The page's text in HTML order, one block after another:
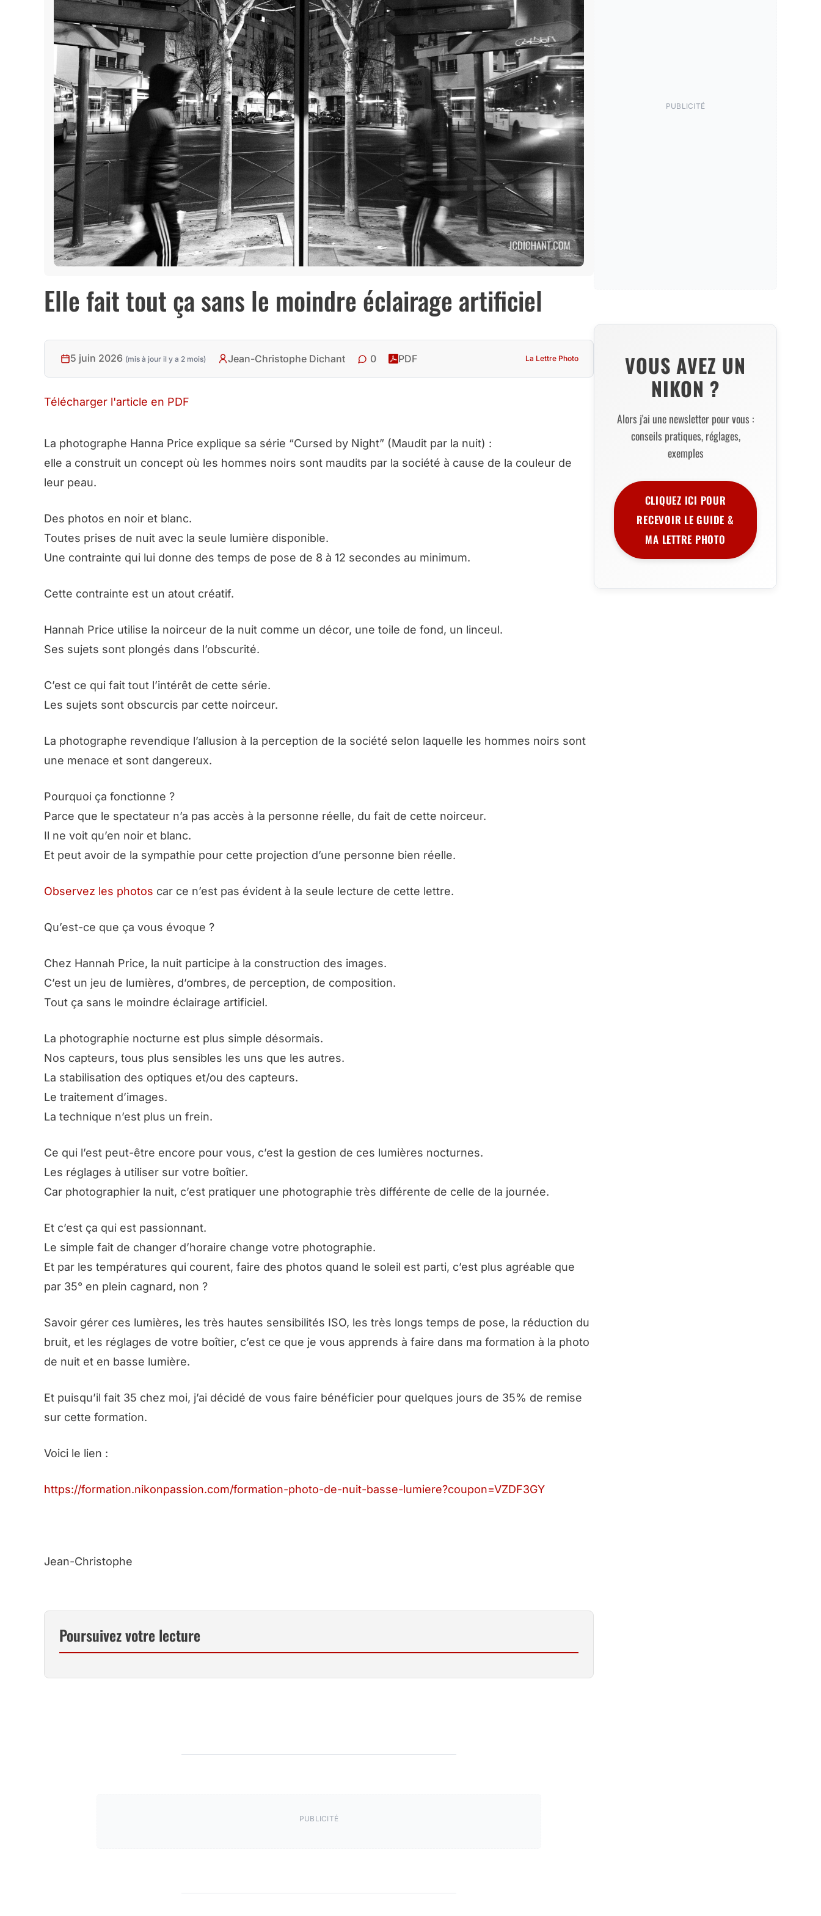
Elle fait tout ça sans le moindre éclairage artificiel
5 juin 2026 (mis à jour il y a 2 mois) Jean-Christophe Dichant 0 PDF La Lettre Photo
Télécharger l'article en PDF
La photographe Hanna Price explique sa série “Cursed by Night” (Maudit par la nuit) :
elle a construit un concept où les hommes noirs sont maudits par la société à cause de la couleur de
leur peau.
Des photos en noir et blanc.
Toutes prises de nuit avec la seule lumière disponible.
Une contrainte qui lui donne des temps de pose de 8 à 12 secondes au minimum.
Cette contrainte est un atout créatif.
Hannah Price utilise la noirceur de la nuit comme un décor, une toile de fond, un linceul.
Ses sujets sont plongés dans l’obscurité.
C’est ce qui fait tout l’intérêt de cette série.
Les sujets sont obscurcis par cette noirceur.
La photographe revendique l’allusion à la perception de la société selon laquelle les hommes noirs sont
une menace et sont dangereux.
Pourquoi ça fonctionne ?
Parce que le spectateur n’a pas accès à la personne réelle, du fait de cette noirceur.
Il ne voit qu’en noir et blanc.
Et peut avoir de la sympathie pour cette projection d’une personne bien réelle.
Observez les photos car ce n’est pas évident à la seule lecture de cette lettre.
Qu’est-ce que ça vous évoque ?
Chez Hannah Price, la nuit participe à la construction des images.
C’est un jeu de lumières, d’ombres, de perception, de composition.
Tout ça sans le moindre éclairage artificiel.
La photographie nocturne est plus simple désormais.
Nos capteurs, tous plus sensibles les uns que les autres.
La stabilisation des optiques et/ou des capteurs.
Le traitement d’images.
La technique n’est plus un frein.
Ce qui l’est peut-être encore pour vous, c’est la gestion de ces lumières nocturnes.
Les réglages à utiliser sur votre boîtier.
Car photographier la nuit, c’est pratiquer une photographie très différente de celle de la journée.
Et c’est ça qui est passionnant.
Le simple fait de changer d’horaire change votre photographie.
Et par les températures qui courent, faire des photos quand le soleil est parti, c’est plus agréable que
par 35° en plein cagnard, non ?
Savoir gérer ces lumières, les très hautes sensibilités ISO, les très longs temps de pose, la réduction du
bruit, et les réglages de votre boîtier, c’est ce que je vous apprends à faire dans ma formation à la photo
de nuit et en basse lumière.
Et puisqu’il fait 35 chez moi, j’ai décidé de vous faire bénéficier pour quelques jours de 35% de remise
sur cette formation.
Voici le lien :
https://formation.nikonpassion.com/formation-photo-de-nuit-basse-lumiere?coupon=VZDF3GY
Jean-Christophe
Poursuivez votre lecture
PUBLICITÉ
PUBLICITÉ
VOUS AVEZ UN
NIKON ?
Alors j'ai une newsletter pour vous :
conseils pratiques, réglages,
exemples
CLIQUEZ ICI POUR
RECEVOIR LE GUIDE &
MA LETTRE PHOTO